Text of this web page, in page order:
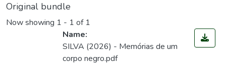
Original bundle
Now showing 1 - 1 of 1
Name:
SILVA (2026) - Memórias de um
corpo negro.pdf